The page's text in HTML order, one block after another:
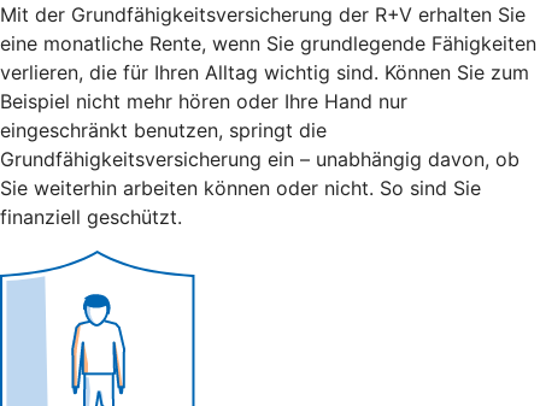
Mit der Grundfähigkeitsversicherung der R+V erhalten Sie
eine monatliche Rente, wenn Sie grundlegende Fähigkeiten
verlieren, die für Ihren Alltag wichtig sind. Können Sie zum
Beispiel nicht mehr hören oder Ihre Hand nur
eingeschränkt benutzen, springt die
Grundfähigkeitsversicherung ein – unabhängig davon, ob
Sie weiterhin arbeiten können oder nicht. So sind Sie
finanziell geschützt.